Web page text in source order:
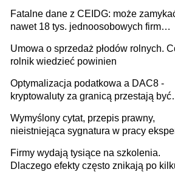
Fatalne dane z CEIDG: może
nawet 18 tys. jednoosobowych firm
Umowa o sprzedaż płodów rolnych.
rolnik wiedzieć powinien
Optymalizacja podatkowa a DAC8 -
kryptowaluty za granicą przestają być
Wymyślony cytat, przepis prawny,
nieistniejąca sygnatura w pracy
firmie
Firmy wydają tysiące na szkolenia.
Dlaczego efekty często znikają po